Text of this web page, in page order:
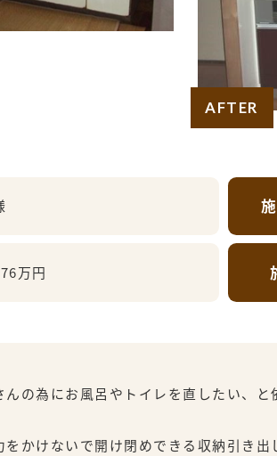
AFTER
万円
の為にお風呂やトイレを直したい、と
をかけないで開け閉めできる収納引き